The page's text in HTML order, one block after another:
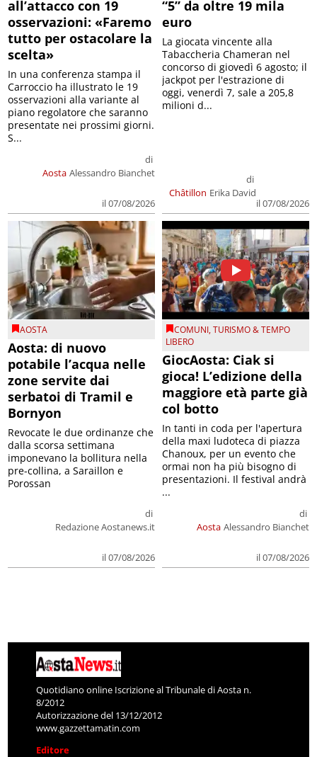
all’attacco con 19
osservazioni: «Faremo
tutto per ostacolare la
scelta»
Aosta
di
Alessandro Bianchet
il 07/08/2026
In una conferenza stampa il
Carroccio ha illustrato le 19
osservazioni alla variante al
piano regolatore che saranno
presentate nei prossimi giorni.
S...
“5” da oltre 19 mila
euro
Châtillon
di
Erika David
il 07/08/2026
La giocata vincente alla
Tabaccheria Chameran nel
concorso di giovedì 6 agosto; il
jackpot per l'estrazione di
oggi, venerdì 7, sale a 205,8
milioni d...
AOSTA
Aosta: di nuovo
potabile l’acqua nelle
zone servite dai
serbatoi di Tramil e
Bornyon
di
Redazione Aostanews.it
il 07/08/2026
Revocate le due ordinanze che
dalla scorsa settimana
imponevano la bollitura nella
pre-collina, a Saraillon e
Porossan
COMUNI,TURISMO & TEMPO
LIBERO
GiocAosta: Ciak si
gioca! L’edizione della
maggiore età parte già
col botto
Aosta
di
Alessandro Bianchet
il 07/08/2026
In tanti in coda per l'apertura
della maxi ludoteca di piazza
Chanoux, per un evento che
ormai non ha più bisogno di
presentazioni. Il festival andrà
...
Quotidiano online Iscrizione al Tribunale di Aosta n.
8/2012
Autorizzazione del 13/12/2012
www.gazzettamatin.com
Editore